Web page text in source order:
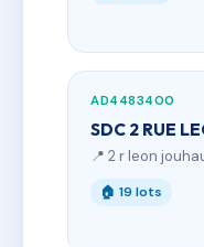
AD4483400
SDC 2 RUE
📍 2 r leon
🏠 19 lots